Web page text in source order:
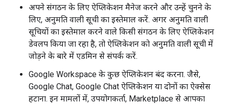
अपने संगठन के लिए ऐप्लिकेशन मैनेज करने और उन्हें चुनने के
लिए, अनुमति वाली सूची का इस्तेमाल करें. अगर अनुमति वाली
सूचियों का इस्तेमाल करने वाले किसी संगठन के लिए ऐप्लिकेशन
डेवलप किया जा रहा है, तो ऐप्लिकेशन को अनुमति वाली सूची में
जोड़ने के बारे में एडमिन से संपर्क करें.
Google Workspace के कुछ ऐप्लिकेशन बंद करना. जैसे,
Google Chat, Google Chat ऐप्लिकेशन या दोनों का ऐक्सेस
हटाना. इन मामलों में, उपयोगकर्ता, Marketplace से आपका